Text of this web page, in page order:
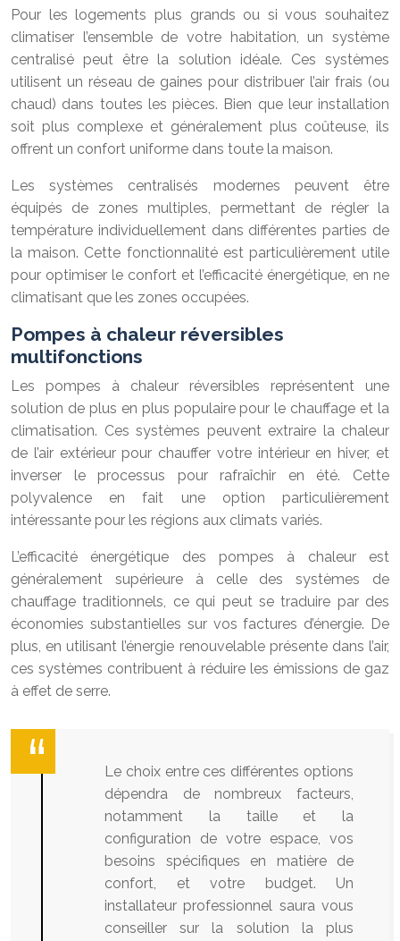
Pour les logements plus grands ou si vous souhaitez
climatiser l’ensemble de votre habitation, un système
centralisé peut être la solution idéale. Ces systèmes
utilisent un réseau de gaines pour distribuer l’air frais (ou
chaud) dans toutes les pièces. Bien que leur installation
soit plus complexe et généralement plus coûteuse, ils
offrent un confort uniforme dans toute la maison.
Les systèmes centralisés modernes peuvent être
équipés de zones multiples, permettant de régler la
température individuellement dans différentes parties de
la maison. Cette fonctionnalité est particulièrement utile
pour optimiser le confort et l’efficacité énergétique, en ne
climatisant que les zones occupées.
Pompes à chaleur réversibles
multifonctions
Les pompes à chaleur réversibles représentent une
solution de plus en plus populaire pour le chauffage et la
climatisation. Ces systèmes peuvent extraire la chaleur
de l’air extérieur pour chauffer votre intérieur en hiver, et
inverser le processus pour rafraîchir en été. Cette
polyvalence en fait une option particulièrement
intéressante pour les régions aux climats variés.
L’efficacité énergétique des pompes à chaleur est
généralement supérieure à celle des systèmes de
chauffage traditionnels, ce qui peut se traduire par des
économies substantielles sur vos factures d’énergie. De
plus, en utilisant l’énergie renouvelable présente dans l’air,
ces systèmes contribuent à réduire les émissions de gaz
à effet de serre.
Le choix entre ces différentes options
dépendra de nombreux facteurs,
notamment la taille et la
configuration de votre espace, vos
besoins spécifiques en matière de
confort, et votre budget. Un
installateur professionnel saura vous
conseiller sur la solution la plus